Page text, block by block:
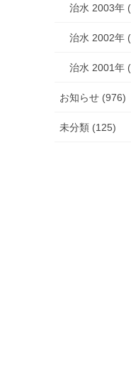
治水 2003年
治水 2002年
治水 2001年
お知らせ (976)
未分類 (125)